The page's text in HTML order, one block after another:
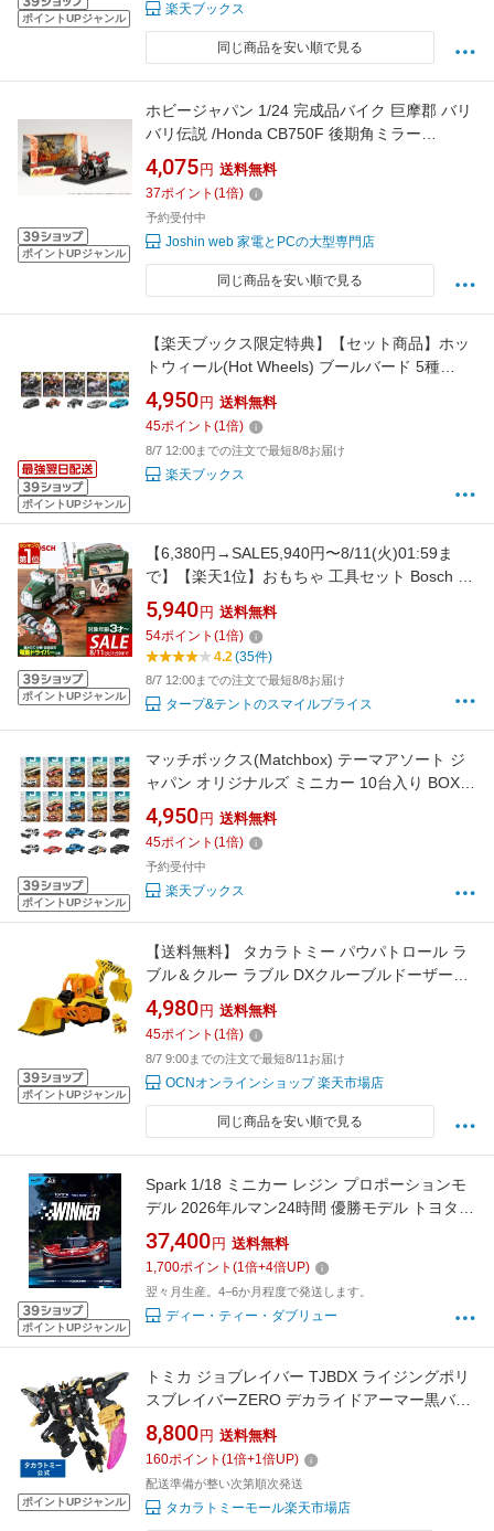
ポイントUPジャンル
楽天ブックス
同じ商品を安い順で見る
ポイントUPジャンル
ホビージャパン 1/24 完成品バイク 巨摩郡 バリ
バリ伝説 /Honda CB750F 後期角ミラー
【HJB240201BD】 ミニカー
4,075 円 送料無料
37ポイント (1倍)
予約受付中
Joshin web 家電とPCの大型専門店
同じ商品を安い順で見る
ポイントUPジャンル
【楽天ブックス限定特典】【セット商品】ホッ
トウィール(Hot Wheels) ブールバード 5種
(2015 トヨタ アルファード＋1967 ジープスタ
ー コマンド＋ダットサン キングキャブ バハ カ
スタム＋ケーニグセグ CC850＋2021 トヨタ
GR スープラ)(ダイカットステッカー1枚)
4,950 円 送料無料
45ポイント (1倍)
8/7 12:00までの注文で最短8/8お届け
楽天ブックス
ポイントUPジャンル
【6,380円→SALE5,940円〜8/11(火)01:59ま
で】【楽天1位】おもちゃ 工具セット Bosch ツ
ールトラック セット 電動ドライバー付き 組み
立て 分解 ボッシュ 工具 車 ミニカー トイカー
知育玩具 子供用 ツールボックス 収納ケース
DIY 大工 ■[送料無料]
5,940 円 送料無料
54ポイント (1倍)
4.2(35件)
8/7 12:00までの注文で最短8/8お届け
タープ&テントのスマイルプライス
ポイントUPジャンル
マッチボックス(Matchbox) テーマアソート ジ
ャパン オリジナルズ ミニカー 10台入り BOX販
売 3歳から GGF12-987Q
4,950 円 送料無料
45ポイント (1倍)
予約受付中
楽天ブックス
ポイントUPジャンル
【送料無料】 タカラトミー パウパトロール ラ
ブル＆クルー ラブル DXクルーブルドーザー
4904810000464
4,980 円 送料無料
45ポイント (1倍)
8/7 9:00までの注文で最短8/11お届け
OCNオンラインショップ 楽天市場店
同じ商品を安い順で見る
ポイントUPジャンル
Spark 1/18 ミニカー レジン プロポーションモ
デル 2026年ルマン24時間 優勝モデル トヨタ
TOYOTA - TR010 HYBRID 3.5L V6 TEAM
TOYOTA RACING No. 7 WINNER 24h LE
MANS 2026 MIKE CONWAY - KAMUI
KOBAYASHI - NYCK DE VRIES
37,400 円 送料無料
1,700ポイント (1倍+4倍UP)
翌々月生産。4−6か月程度で発送します。
ディー・ティー・ダブリュー
ポイントUPジャンル
トミカ ジョブレイバー TJBDX ライジングポリ
スブレイバーZERO デカライドアーマー黒バイ
DXセット | タカラトミー トミカ tomica ジョブ
レイバーおもちゃ ジョブレーバー おもちゃ こ
ども 子供 ミニカー 車 くるま 乗り物 ギフト
8,800 円 送料無料
160ポイント (1倍+1倍UP)
配送準備が整い次第順次発送
タカラトミーモール楽天市場店